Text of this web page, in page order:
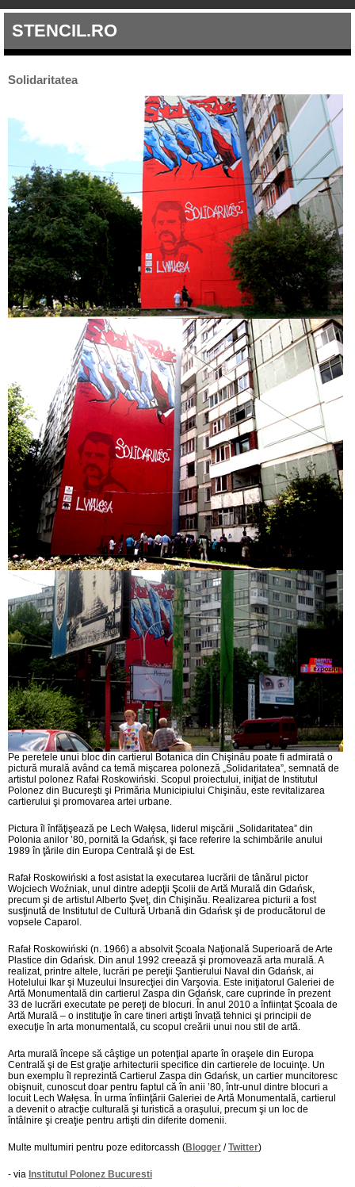
STENCIL.RO
Solidaritatea
Pe peretele unui bloc din cartierul Botanica din Chişinău poate fi admirată o
pictură murală având ca temă mişcarea poloneză „Solidaritatea”, semnată de
artistul polonez Rafał Roskowiński. Scopul proiectului, iniţiat de Institutul
Polonez din Bucureşti şi Primăria Municipiului Chişinău, este revitalizarea
cartierului şi promovarea artei urbane.
Pictura îl înfăţişează pe Lech Wałęsa, liderul mişcării „Solidaritatea” din
Polonia anilor ’80, pornită la Gdańsk, şi face referire la schimbările anului
1989 în ţările din Europa Centrală şi de Est.
Rafał Roskowiński a fost asistat la executarea lucrării de tânărul pictor
Wojciech Woźniak, unul dintre adepţii Şcolii de Artă Murală din Gdańsk,
precum şi de artistul Alberto Şveţ, din Chişinău. Realizarea picturii a fost
susţinută de Institutul de Cultură Urbană din Gdańsk şi de producătorul de
vopsele Caparol.
Rafał Roskowiński (n. 1966) a absolvit Şcoala Naţională Superioară de Arte
Plastice din Gdańsk. Din anul 1992 creează şi promovează arta murală. A
realizat, printre altele, lucrări pe pereţii Şantierului Naval din Gdańsk, ai
Hotelului Ikar şi Muzeului Insurecţiei din Varşovia. Este iniţiatorul Galeriei de
Artă Monumentală din cartierul Zaspa din Gdańsk, care cuprinde în prezent
33 de lucrări executate pe pereţi de blocuri. În anul 2010 a înființat Şcoala de
Artă Murală – o instituţie în care tineri artişti învață tehnici şi principii de
execuţie în arta monumentală, cu scopul creării unui nou stil de artă.
Arta murală începe să câştige un potenţial aparte în oraşele din Europa
Centrală şi de Est graţie arhitecturii specifice din cartierele de locuinţe. Un
bun exemplu îl reprezintă Cartierul Zaspa din Gdańsk, un cartier muncitoresc
obişnuit, cunoscut doar pentru faptul că în anii ’80, într-unul dintre blocuri a
locuit Lech Wałęsa. În urma înfiinţării Galeriei de Artă Monumentală, cartierul
a devenit o atracţie culturală şi turistică a oraşului, precum şi un loc de
întâlnire şi creaţie pentru artişti din diferite domenii.
Multe multumiri pentru poze editorcassh (Blogger /Twitter)
- via Institutul Polonez Bucuresti